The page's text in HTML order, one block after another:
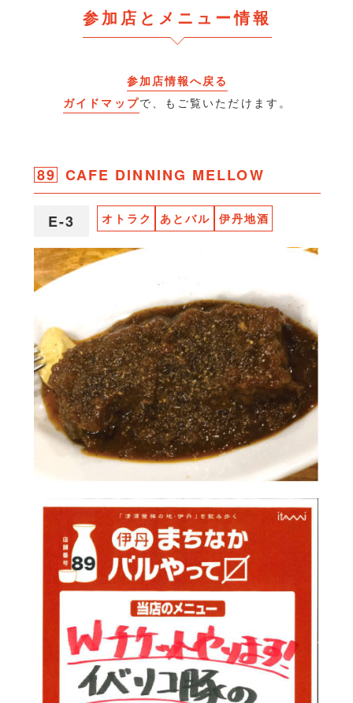
参加店とメニュー情報
参加店情報へ戻る
ガイドマップで、もご覧いただけます。
89 CAFE DINNING MELLOW
E-3 オトラク あとバル 伊丹地酒